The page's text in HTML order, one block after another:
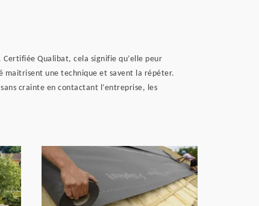
Qualibat, cela signifie qu’elle peur
maitrisent une technique et savent la répéter.
crainte en contactant l’entreprise, les